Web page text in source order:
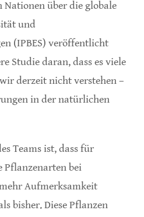
über die globale
und
(IPBES) veröffentlicht
Studie daran, dass es viele
derzeit nicht verstehen –
in der natürlichen
Teams ist, dass für
Pflanzenarten bei
Aufmerksamkeit
bisher. Diese Pflanzen